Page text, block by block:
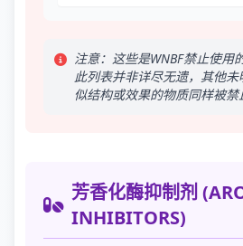
注意：这些是WNBF禁止使用
此列表并非详尽无遗，其他
似结构或效果的物质同样被禁
芳香化酶抑制剂
INHIBITORS)